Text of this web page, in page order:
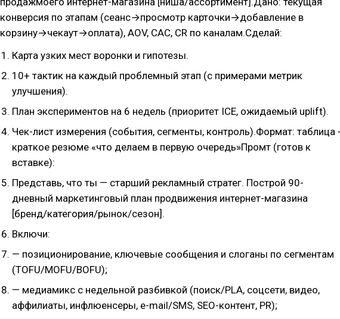
конверсия по этапам (сеанс→просмотр карточки→добавление в
корзину→чекаут→оплата), AOV, CAC, CR по каналам.Сделай:
Карта узких мест воронки и гипотезы.
10+ тактик на каждый проблемный этап (с примерами метрик
улучшения).
План экспериментов на 6 недель (приоритет ICE, ожидаемый uplift).
Чек-лист измерения (события, сегменты, контроль).Формат: таблица
краткое резюме «что делаем в первую очередь»Промт (готов к
вставке):
Представь, что ты — старший рекламный стратег. Построй 90-
дневный маркетинговый план продвижения интернет-магазина
[бренд/категория/рынок/сезон].
Включи:
— позиционирование, ключевые сообщения и слоганы по сегментам
(TOFU/MOFU/BOFU);
— медиамикс с недельной разбивкой (поиск/PLA, соцсети, видео,
аффилиаты, инфлюенсеры, e-mail/SMS, SEO-контент, PR);